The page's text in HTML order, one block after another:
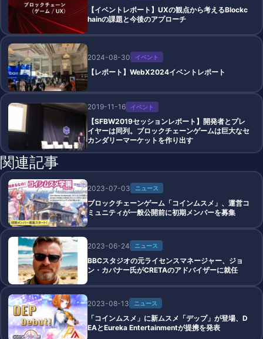
【イベントレポート】UXの観点から考えるBlockc
hainの課題と今後のアプローチ
2024-08-30 イベント
【レポート】WebX2024イベントレポート
2019-11-16 イベント
【SFBW2019セッションレポート】開発者とプレ
イヤーは同列。ブロックチェーンゲームは巨大なセ
カンダリーマーケットを作り出す
関連記事
2023-07-03 ニュース
ブロックチェーンゲーム「コインムスメ」、運営コ
ミュニティが一般公開前に初期メンバーを募集
2023-06-24 ニュース
BBCスタジオの元ライセンスマネージャー、ジョ
ン・カバナー氏がCRETAのアドバイザーに就任
2023-08-13 ニュース
「コインムスメ」に新ムスメ「デップ」が登場、D
EAとEureka Entertainmentが提携を発表